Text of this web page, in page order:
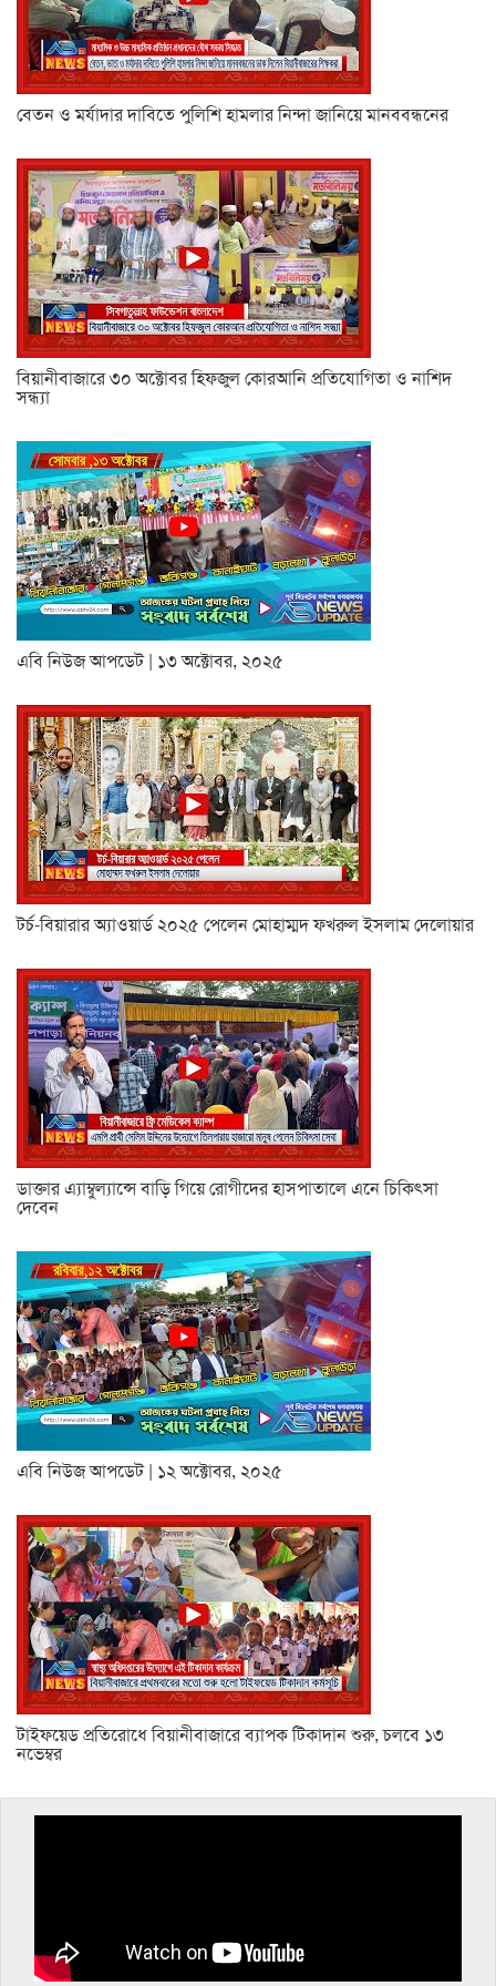
বেতন ও মর্যাদার দাবিতে পুলিশি হামলার নিন্দা জানিয়ে মানববন্ধনের
বিয়ানীবাজারে ৩০ অক্টোবর হিফজুল কোরআনি প্রতিযোগিতা ও নাশিদ
সন্ধ্যা
এবি নিউজ আপডেট | ১৩ অক্টোবর, ২০২৫
টর্চ-বিয়ারার অ্যাওয়ার্ড ২০২৫ পেলেন মোহাম্মদ ফখরুল ইসলাম দেলোয়ার
ডাক্তার এ্যাম্বুল্যান্সে বাড়ি গিয়ে রোগীদের হাসপাতালে এনে চিকিৎসা
দেবেন
এবি নিউজ আপডেট | ১২ অক্টোবর, ২০২৫
টাইফয়েড প্রতিরোধে বিয়ানীবাজারে ব্যাপক টিকাদান শুরু, চলবে ১৩
নভেম্বর